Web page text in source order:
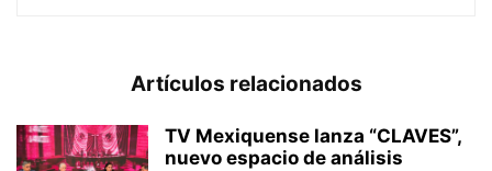
Artículos relacionados
TV Mexiquense lanza “CLAVES”,
nuevo espacio de análisis